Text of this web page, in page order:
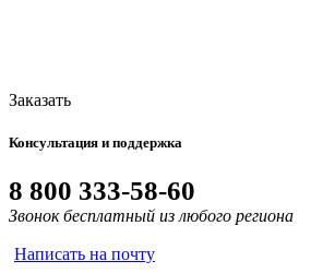
Заказать
Консультация и поддержка
8 800 333-58-60
Звонок бесплатный из любого региона
Написать на почту